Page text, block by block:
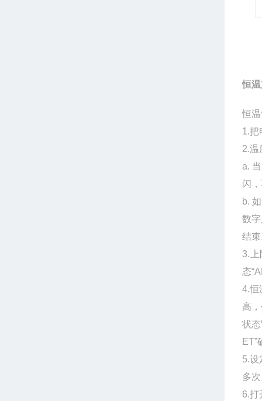
恒
恒
1.把
2.温
a.
闪
b.
数
结
3.上
态
4.恒
高
状
5.设
多
6.打